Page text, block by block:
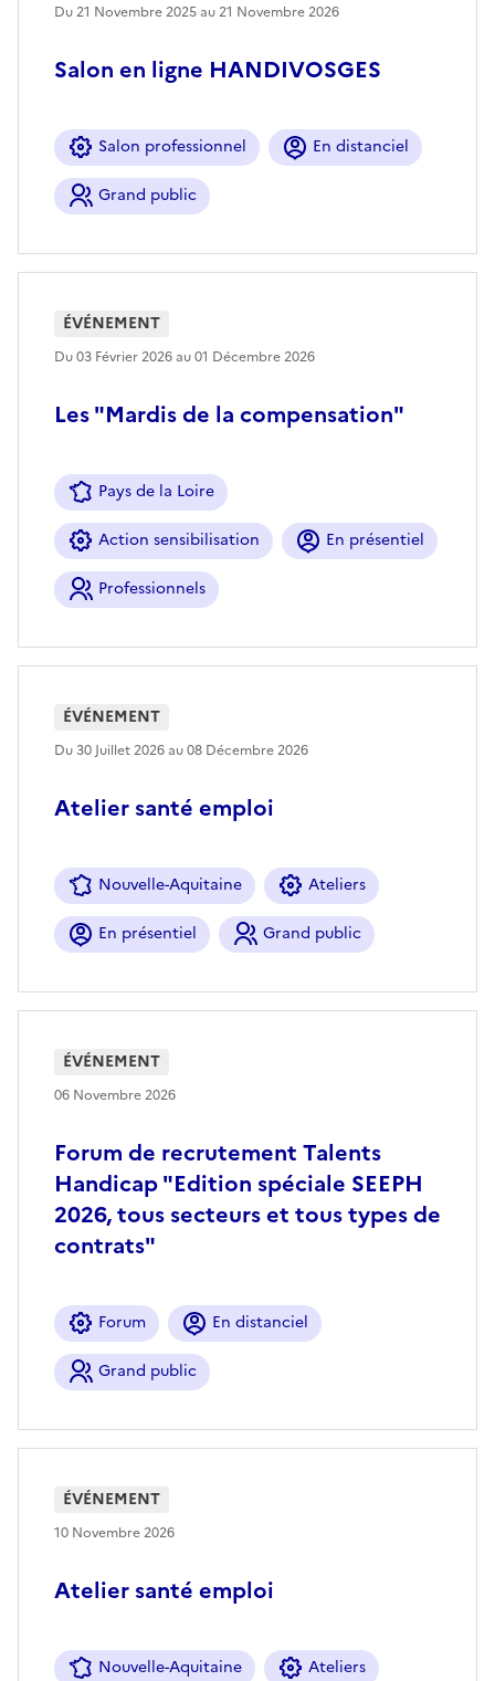
Salon en ligne HANDIVOSGES
Du 21 Novembre 2025 au 21 Novembre 2026
Salon professionnel En distanciel
Grand public
Les "Mardis de la compensation"
ÉVÉNEMENT
Du 03 Février 2026 au 01 Décembre 2026
Pays de la Loire
Action sensibilisation En présentiel
Professionnels
Atelier santé emploi
ÉVÉNEMENT
Du 30 Juillet 2026 au 08 Décembre 2026
Nouvelle-Aquitaine Ateliers
En présentiel Grand public
Forum de recrutement Talents
Handicap "Edition spéciale SEEPH
2026, tous secteurs et tous types de
contrats"
ÉVÉNEMENT
06 Novembre 2026
Forum En distanciel
Grand public
Atelier santé emploi
ÉVÉNEMENT
10 Novembre 2026
Nouvelle-Aquitaine Ateliers